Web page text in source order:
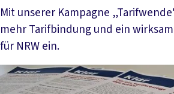
Mit unserer Kampagne
mehr Tarifbindung und ein
für NRW ein.
Mehr lesen